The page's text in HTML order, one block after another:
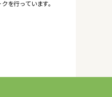
を行っています。